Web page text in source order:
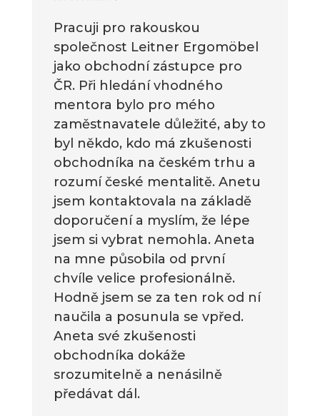
Pracuji pro rakouskou
společnost Leitner Ergomöbel
jako obchodní zástupce pro
ČR. Při hledání vhodného
mentora bylo pro mého
zaměstnavatele důležité, aby to
byl někdo, kdo má zkušenosti
obchodníka na českém trhu a
rozumí české mentalitě. Anetu
jsem kontaktovala na základě
doporučení a myslím, že lépe
jsem si vybrat nemohla. Aneta
na mne působila od první
chvíle velice profesionálně.
Hodně jsem se za ten rok od ní
naučila a posunula se vpřed.
Aneta své zkušenosti
obchodníka dokáže
srozumitelně a nenásilně
předávat dál.